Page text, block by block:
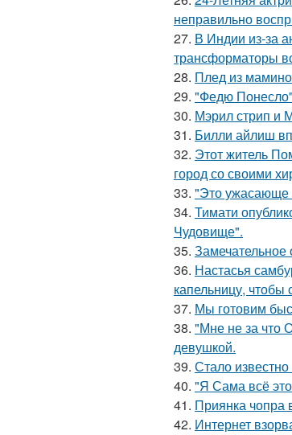
неправильно
27. В Индии из-за
трансформаторы
28. Плед из
29. "Федю
30. Мэрил стрип и
31. Билли айлиш
32. Этот житель
город со своими
33. "Это ужасающе
34. Тимати
Чудовище".
35.
36. Настасья
капельницу,
37. Мы готовим
38. "Мне не за что
девушкой.
39. Стало
40. "Я Сама всё
41. Приянка чопра
42. Интернет